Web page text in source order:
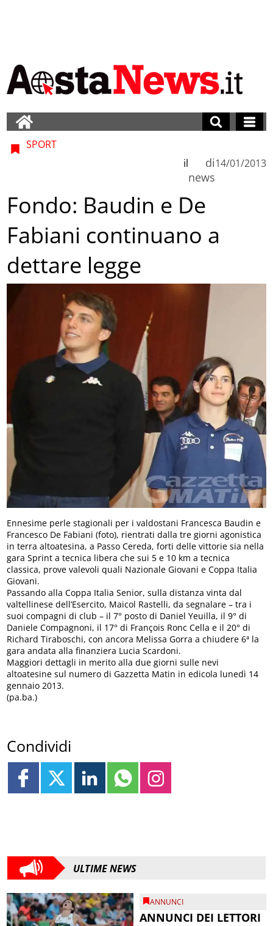
SPORT
di
news
il 14/01/2013
Fondo: Baudin e De
Fabiani continuano a
dettare legge
Ennesime perle stagionali per i valdostani Francesca Baudin e
Francesco De Fabiani (foto), rientrati dalla tre giorni agonistica
in terra altoatesina, a Passo Cereda, forti delle vittorie sia nella
gara Sprint a tecnica libera che sui 5 e 10 km a tecnica
classica, prove valevoli quali Nazionale Giovani e Coppa Italia
Giovani.
Passando alla Coppa Italia Senior, sulla distanza vinta dal
valtellinese dell’Esercito, Maicol Rastelli, da segnalare – tra i
suoi compagni di club – il 7° posto di Daniel Yeuilla, il 9° di
Daniele Compagnoni, il 17° di François Ronc Cella e il 20° di
Richard Tiraboschi, con ancora Melissa Gorra a chiudere 6ª la
gara andata alla finanziera Lucia Scardoni.
Maggiori dettagli in merito alla due giorni sulle nevi
altoatesine sul numero di Gazzetta Matin in edicola lunedì 14
gennaio 2013.
(pa.ba.)
Condividi
ULTIME NEWS
ANNUNCI
ANNUNCI DEI LETTORI